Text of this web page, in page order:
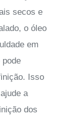
secos e
o óleo
em
Isso
a
dos